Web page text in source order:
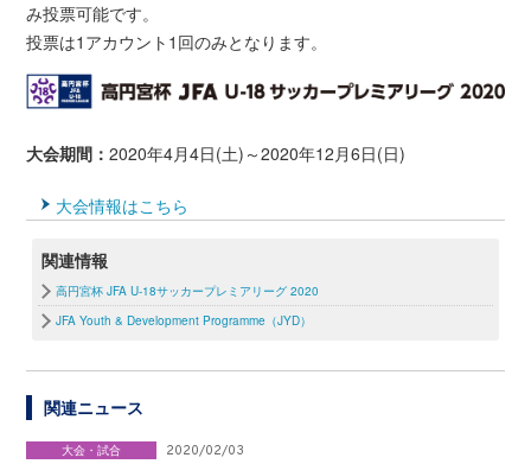
み投票可能です。
投票は1アカウント1回のみとなります。
大会期間：2020年4月4日(土)～2020年12月6日(日)
大会情報はこちら
関連情報
高円宮杯 JFA U-18サッカープレミアリーグ 2020
JFA Youth & Development Programme（JYD）
関連ニュース
大会・試合 2020/02/03